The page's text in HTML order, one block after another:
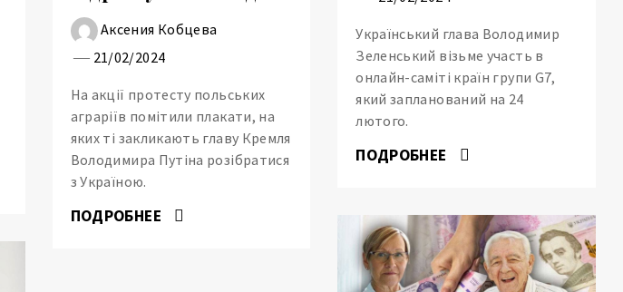
Аксения Кобцева
21/02/2024
На акції протесту польських
аграріїв помітили плакати, на
яких ті закликають главу Кремля
Володимира Путіна розібратися
з Україною.
ПОДРОБНЕЕ
Український глава Володимир
Зеленський візьме участь в
онлайн-саміті країн групи G7,
який запланований на 24
лютого.
ПОДРОБНЕЕ